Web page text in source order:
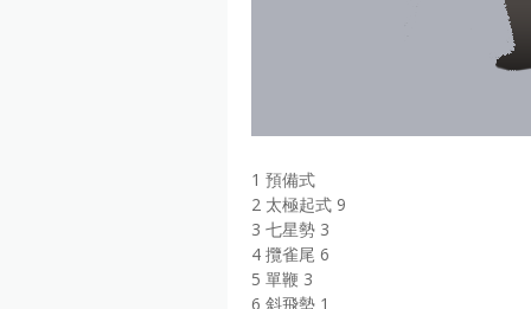
1 預備式
2 太極起式 9
3 七星勢 3
4 攬雀尾 6
5 單鞭 3
6 斜飛勢 1